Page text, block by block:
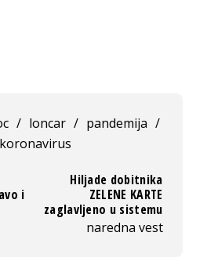
/ loncar / pandemija /
koronavirus
i
Hiljade dobitnika
ZELENE KARTE
zaglavljeno u sistemu
naredna vest